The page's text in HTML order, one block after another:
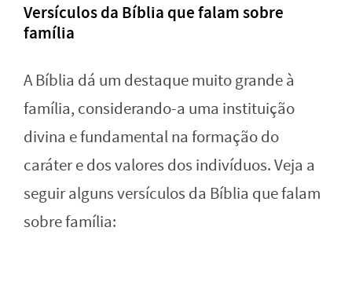
Versículos da Bíblia que falam sobre
família
A Bíblia dá um destaque muito grande à
família, considerando-a uma instituição
divina e fundamental na formação do
caráter e dos valores dos indivíduos. Veja a
seguir alguns versículos da Bíblia que falam
sobre família: